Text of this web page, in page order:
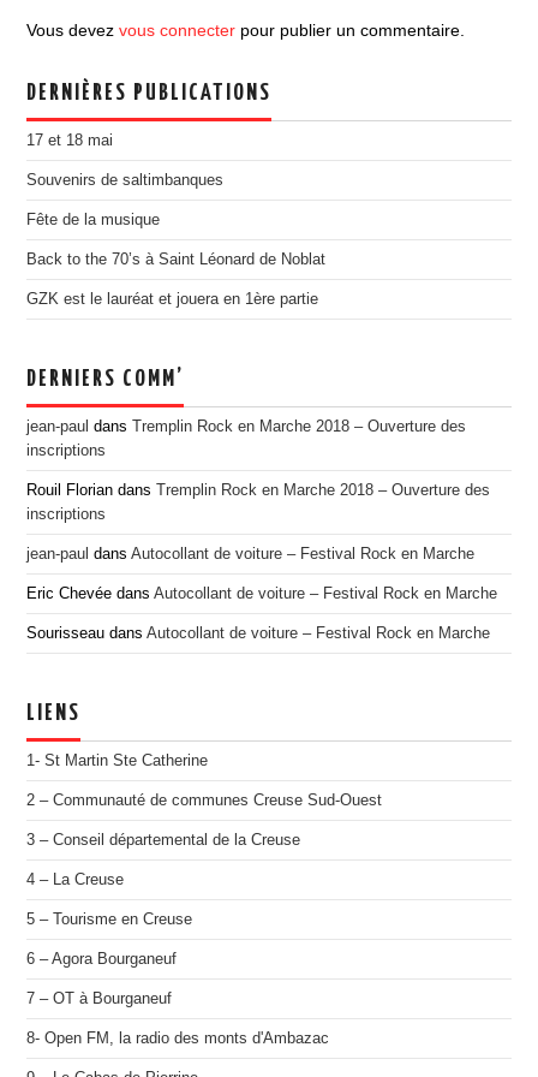
EDITION 2015
EDITION 2014
EDITION 2012
PRESSE
CONTACT
Vous devezvous connecter pour publier un commentaire.
DERNIÈRES PUBLICATIONS
17 et 18 mai
Souvenirs de saltimbanques
Fête de la musique
Back to the 70’s à Saint Léonard de Noblat
GZK est le lauréat et jouera en 1ère partie
DERNIERS COMM’
jean-paul dansTremplin Rock en Marche 2018 – Ouverture des
inscriptions
Rouil Florian dansTremplin Rock en Marche 2018 – Ouverture des
inscriptions
jean-paul dansAutocollant de voiture – Festival Rock en Marche
Eric Chevée dansAutocollant de voiture – Festival Rock en Marche
Sourisseau dansAutocollant de voiture – Festival Rock en Marche
LIENS
1- St Martin Ste Catherine
2 – Communauté de communes Creuse Sud-Ouest
3 – Conseil départemental de la Creuse
4 – La Creuse
5 – Tourisme en Creuse
6 – Agora Bourganeuf
7 – OT à Bourganeuf
8- Open FM, la radio des monts d'Ambazac